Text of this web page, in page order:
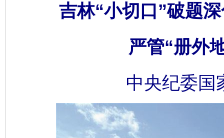
吉林“小切口”破题
严管“册外
中央纪委国